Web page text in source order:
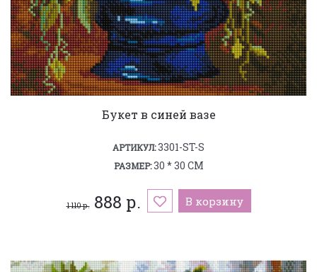
Букет в синей вазе
АРТИКУЛ:3301-ST-S
РАЗМЕР:30 * 30 СМ
1 110 р.888 р. В корзину